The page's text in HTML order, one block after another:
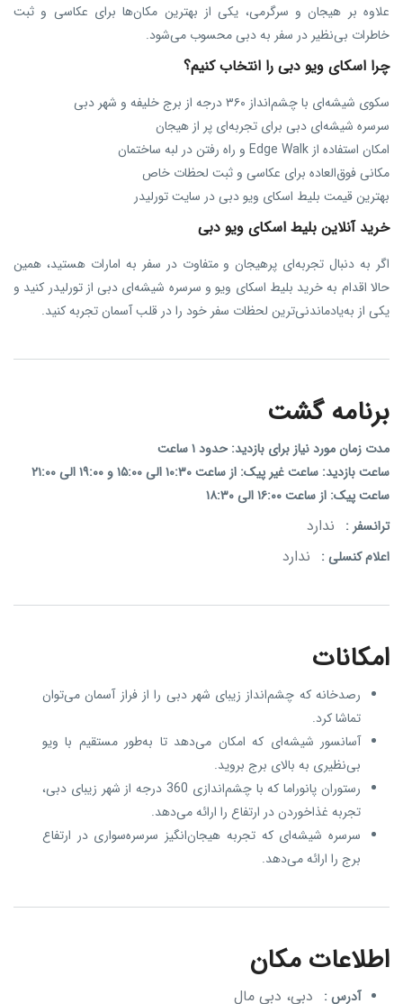
علاوه بر هیجان و سرگرمی، یکی از بهترین مکان‌ها برای عکاسی و ثبت
خاطرات بی‌نظیر در سفر به دبی محسوب می‌شود.
چرا اسکای ویو دبی را انتخاب کنیم؟
سکوی شیشه‌ای با چشم‌انداز ۳۶۰ درجه از برج خلیفه و شهر دبی
سرسره شیشه‌ای دبی برای تجربه‌ای پر از هیجان
امکان استفاده از Edge Walk و راه رفتن در لبه ساختمان
مکانی فوق‌العاده برای عکاسی و ثبت لحظات خاص
بهترین قیمت بلیط اسکای ویو دبی در سایت تورلیدر
خرید آنلاین بلیط اسکای ویو دبی
اگر به دنبال تجربه‌ای پرهیجان و متفاوت در سفر به امارات هستید، همین
حالا اقدام به خرید بلیط اسکای ویو و سرسره شیشه‌ای دبی از تورلیدر کنید و
یکی از به‌یادماندنی‌ترین لحظات سفر خود را در قلب آسمان تجربه کنید.
برنامه گشت
مدت زمان مورد نیاز برای بازدید: حدود ۱ ساعت
ساعت بازدید: ساعت غیر پیک: از ساعت ۱۰:۳۰ الی ۱۵:۰۰ و ۱۹:۰۰ الی ۲۱:۰۰
ساعت پیک: از ساعت ۱۶:۰۰ الی ۱۸:۳۰
ترانسفر :
ندارد
اعلام کنسلی : ندارد
امکانات
رصدخانه که چشم‌انداز زیبای شهر دبی را از فراز آسمان می‌توان
تماشا کرد.
آسانسور شیشه‌ای که امکان می‌دهد تا به‌طور مستقیم با ویو
بی‌نظیری به بالای برج بروید.
رستوران پانوراما که با چشم‌اندازی 360 درجه از شهر زیبای دبی،
تجربه غذاخوردن در ارتفاع را ارائه می‌دهد.
سرسره شیشه‌ای که تجربه هیجان‌انگیز سرسره‌سواری در ارتفاع
برج را ارائه می‌دهد.
اطلاعات مکان
آدرس : دبی، دبی مال